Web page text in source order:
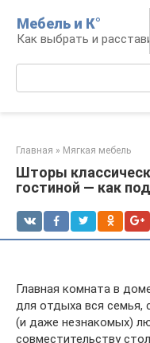
контенту
Мебель и К°
Как выбрать и
Главная » Мягкая мебель
Шторы
гостиной — как
Главная комната в
для отдыха вся
(и даже незнакомых)
совместительству